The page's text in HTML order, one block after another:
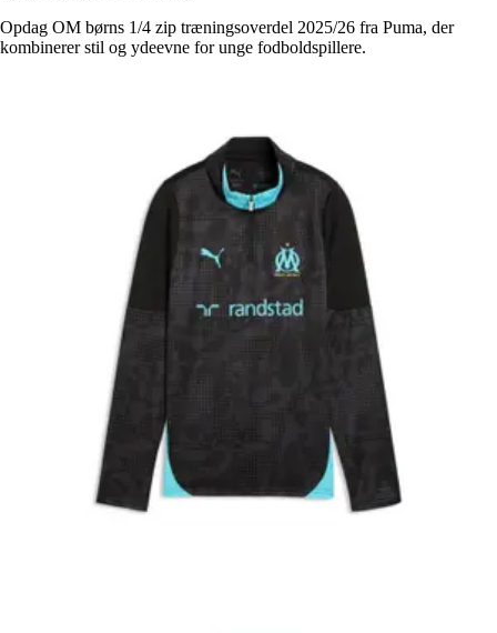
Opdag OM børns 1/4 zip træningsoverdel 2025/26 fra Puma, der
kombinerer stil og ydeevne for unge fodboldspillere.